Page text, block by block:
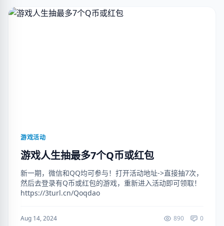
游戏活动
游戏人生抽最多7个Q币或红包
新一期，微信和QQ均可参与！打开活动地址->直接抽7次，
然后去登录有Q币或红包的游戏，重新进入活动即可领取！
https://3turl.cn/Qoqdao
Aug 14, 2024 890 0